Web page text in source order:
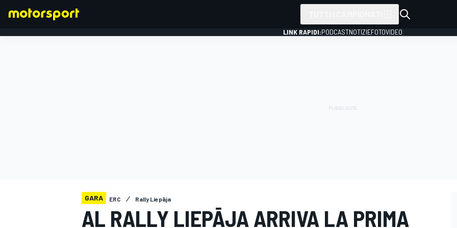
LINK RAPIDI:PODCASTNOTIZIEFOTOVIDEO
GARA ERC Rally Liepāja
AL RALLY LIEPĀJA ARRIVA LA PRIMA